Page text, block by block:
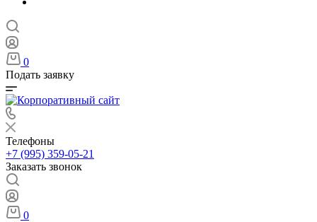
0
Подать заявку
Телефоны
+7 (995) 359-05-21
Заказать звонок
0